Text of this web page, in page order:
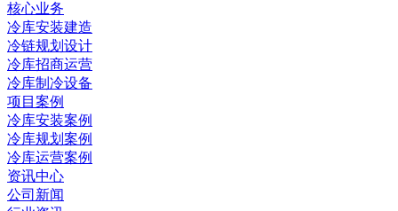
核心业务
冷库安装建造
冷链规划设计
冷库招商运营
冷库制冷设备
项目案例
冷库安装案例
冷库规划案例
冷库运营案例
资讯中心
公司新闻